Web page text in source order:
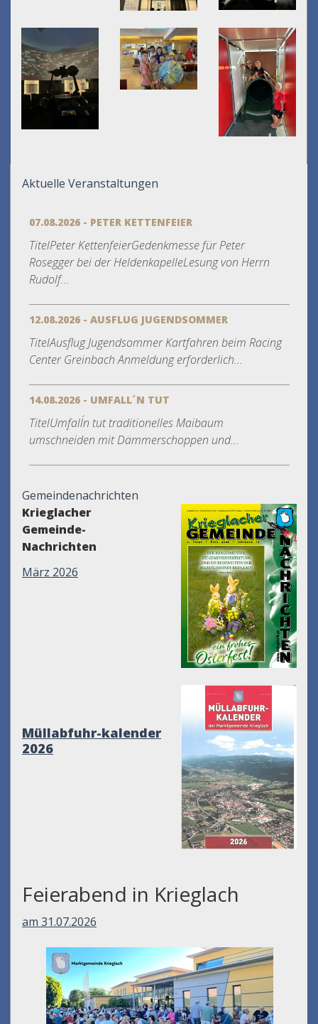
Aktuelle Veranstaltungen
07.08.2026 - PETER KETTENFEIER
TitelPeter KettenfeierGedenkmesse für Peter
Rosegger bei der HeldenkapelleLesung von Herrn
Rudolf...
12.08.2026 - AUSFLUG JUGENDSOMMER
TitelAusflug Jugendsommer Kartfahren beim Racing
Center Greinbach Anmeldung erforderlich...
14.08.2026 - UMFALL´N TUT
TitelUmfall´n tut traditionelles Maibaum
umschneiden mit Dämmerschoppen und...
Gemeindenachrichten
Krieglacher
Gemeinde-
Nachrichten
März 2026
Müllabfuhr-kalender
2026
Feierabend in Krieglach
am 31.07.2026